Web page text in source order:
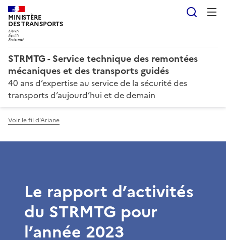
MINISTÈRE
DES TRANSPORTS
STRMTG - Service technique des remontées
mécaniques et des transports guidés
40 ans d’expertise au service de la sécurité des
transports d’aujourd’hui et de demain
Voir le fil d'Ariane
Le rapport d’activités
du STRMTG pour
l’année 2023